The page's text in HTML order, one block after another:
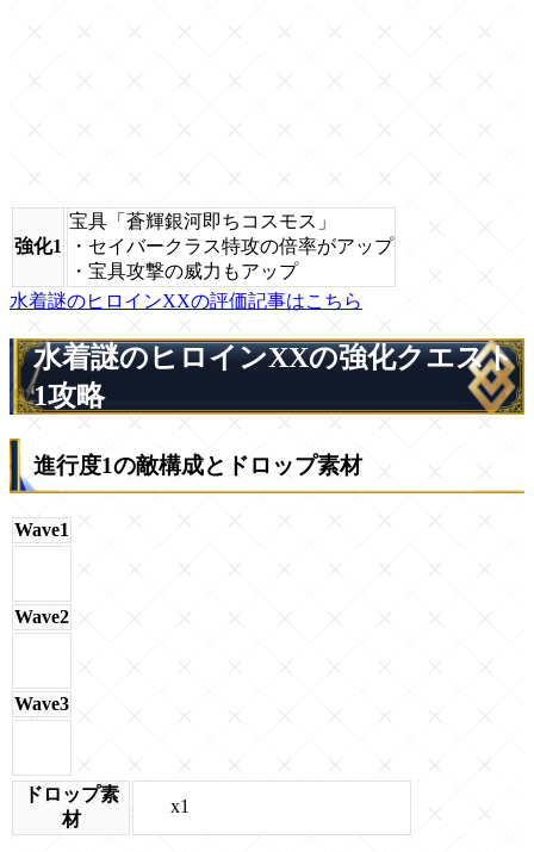
強化1
宝具「蒼輝銀河即ちコスモス」
・セイバークラス特攻の倍率がアップ
・宝具攻撃の威力もアップ
水着謎のヒロインXXの評価記事はこちら
水着謎のヒロインXXの強化クエスト
1攻略
進行度1の敵構成とドロップ素材
Wave1
Wave2
Wave3
ドロップ素
材
x1